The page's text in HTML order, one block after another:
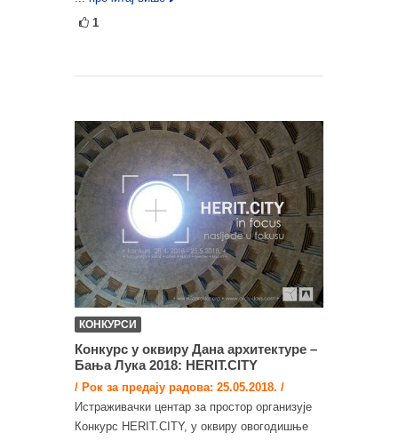
1
КОНКУРСИ
Конкурс у оквиру Данa архитектуре –
Бања Лука 2018: HERIT.CITY
/ Рок за предају радова: 25.05.2018. /
Истраживачки центар за простор организује
Конкурс HERIT.CITY, у оквиру овогодишње